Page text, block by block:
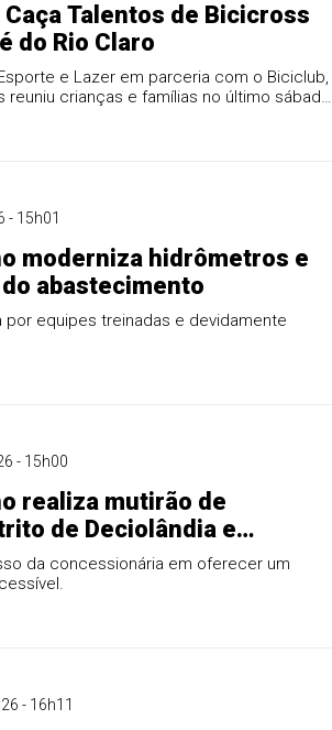
Talentos de Bicicross
do Rio Claro
e Lazer em parceria com o Biciclub,
crianças e famílias no último sábado
- 15h01
moderniza hidrômetros e
abastecimento
equipes treinadas e devidamente
- 15h00
realiza mutirão de
de Deciolândia e
comunidade
da concessionária em oferecer um
- 16h11